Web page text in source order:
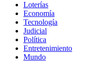
Loterías
Economía
Tecnología
Judicial
Política
Entretenimiento
Mundo